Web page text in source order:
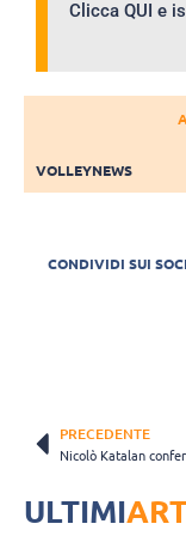
Clicca QUI e
VOLLEYNEWS
CONDIVIDI SUI
PRECEDENTE
ULTIMI